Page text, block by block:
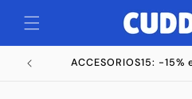
directamente
al contenido
ACCESORIOS15: -